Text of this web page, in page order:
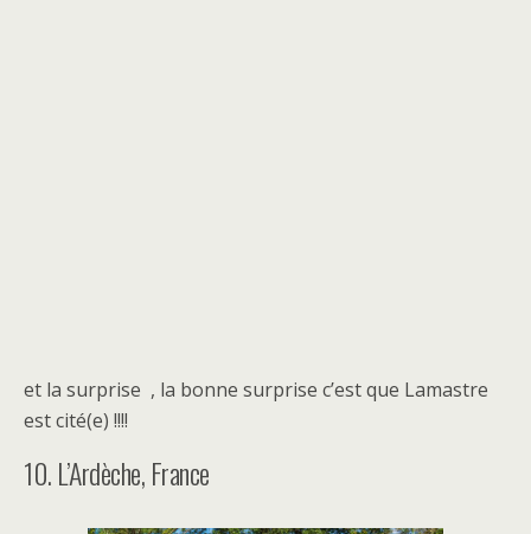
et la surprise , la bonne surprise c’est que Lamastre
est cité(e) !!!!
10. L’Ardèche, France